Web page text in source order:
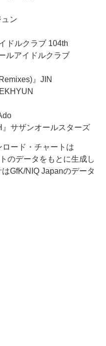
ン
ドルクラブ 104th
ルアイドルクラブ
』JIN
サザンオールスターズ
ード・チャートは
のデータをもとに生成し
GfK/NIQ Japanのデータ